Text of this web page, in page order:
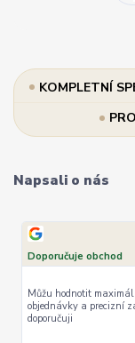
KOMPLETNÍ
Napsali o nás
Doporučuje obchod
Můžu hodnotit
objednávky a precizní
doporučuji